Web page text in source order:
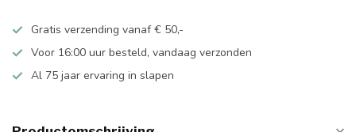
Gratis verzending vanaf € 50,-
Voor 16:00 uur besteld, vandaag verzonden
Al 75 jaar ervaring in slapen